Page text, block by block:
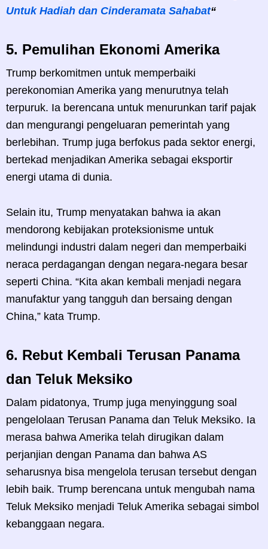
Untuk Hadiah dan Cinderamata Sahabat“
5. Pemulihan Ekonomi Amerika
Trump berkomitmen untuk memperbaiki
perekonomian Amerika yang menurutnya telah
terpuruk. Ia berencana untuk menurunkan tarif pajak
dan mengurangi pengeluaran pemerintah yang
berlebihan. Trump juga berfokus pada sektor energi,
bertekad menjadikan Amerika sebagai eksportir
energi utama di dunia.
Selain itu, Trump menyatakan bahwa ia akan
mendorong kebijakan proteksionisme untuk
melindungi industri dalam negeri dan memperbaiki
neraca perdagangan dengan negara-negara besar
seperti China. “Kita akan kembali menjadi negara
manufaktur yang tangguh dan bersaing dengan
China,” kata Trump.
6. Rebut Kembali Terusan Panama
dan Teluk Meksiko
Dalam pidatonya, Trump juga menyinggung soal
pengelolaan Terusan Panama dan Teluk Meksiko. Ia
merasa bahwa Amerika telah dirugikan dalam
perjanjian dengan Panama dan bahwa AS
seharusnya bisa mengelola terusan tersebut dengan
lebih baik. Trump berencana untuk mengubah nama
Teluk Meksiko menjadi Teluk Amerika sebagai simbol
kebanggaan negara.